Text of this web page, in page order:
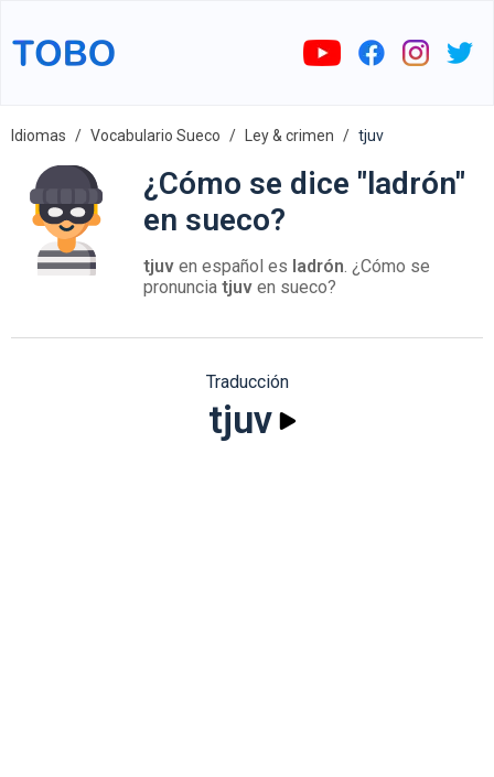
Idiomas Vocabulario Sueco Ley & crimen tjuv
¿Cómo se dice "ladrón"
en sueco?
tjuv en español es ladrón. ¿Cómo se
pronuncia tjuv en sueco?
Traducción
tjuv